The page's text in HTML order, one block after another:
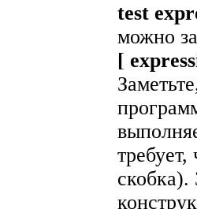
test
можно
[
скобка).